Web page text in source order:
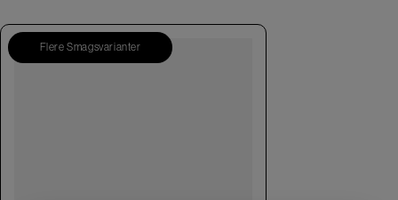
Flere Smagsvarianter